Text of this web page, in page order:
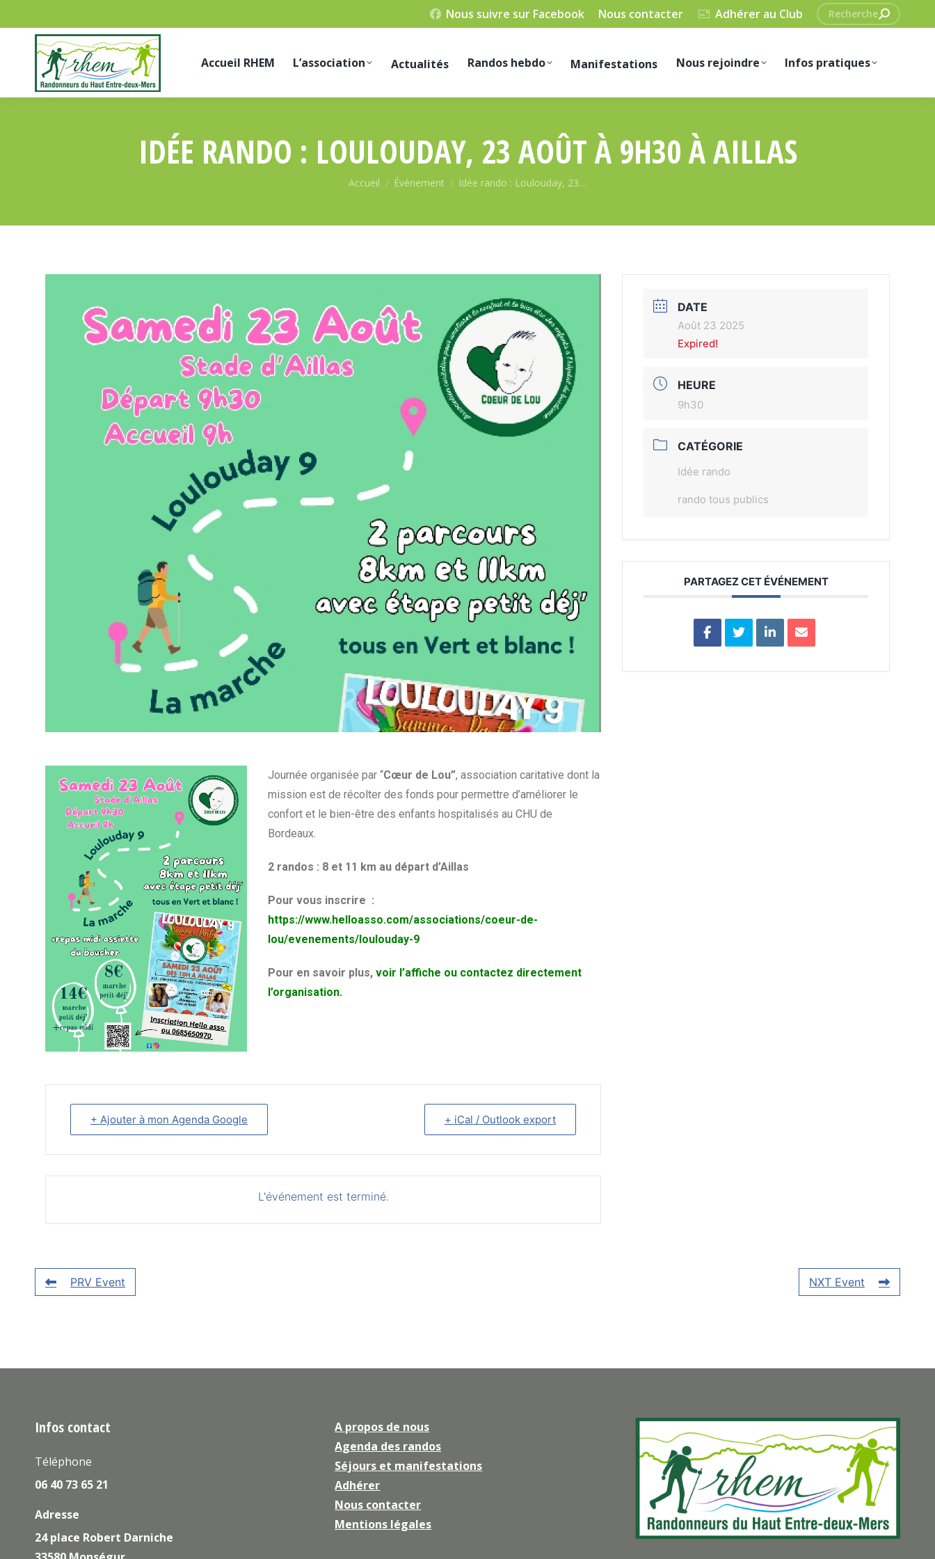
Nous suivre sur Facebook Nous contacter Adhérer au Club
Recherche
:
Accueil RHEM L’association Actualités Randos hebdo Manifestations Nous rejoindre Infos pratiques
IDÉE RANDO : LOULOUDAY, 23 AOÛT À 9H30 À AILLAS
Vous êtes ici :
Accueil Événement Idée rando : Loulouday, 23…
Journée organisée par “Cœur de Lou”, association caritative dont la
mission est de récolter des fonds pour permettre d’améliorer le
confort et le bien-être des enfants hospitalisés au CHU de
Bordeaux.
2 randos : 8 et 11 km au départ d’Aillas
Pour vous inscrire :
https://www.helloasso.com/associations/coeur-de-
lou/evenements/loulouday-9
Pour en savoir plus, voir l’affiche ou contactez directement
l’organisation.
+ Ajouter à mon Agenda Google + iCal / Outlook export
L'événement est terminé.
DATE
Août 23 2025
Expired!
HEURE
9h30
CATÉGORIE
Idée rando
rando tous publics
PARTAGEZ CET ÉVÉNEMENT
PRV Event NXT Event
Infos contact
Téléphone
06 40 73 65 21
Adresse
24 place Robert Darniche
A propos de nous
Agenda des randos
Séjours et manifestations
Adhérer
Nous contacter
Mentions légales